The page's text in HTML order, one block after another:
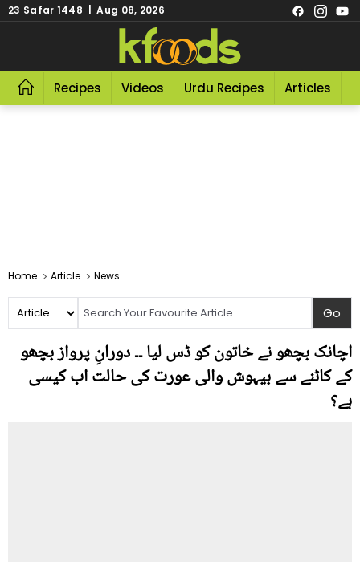
23 Safar 1448 | Aug 08, 2026
Recipes Videos Urdu Recipes Articles
Home Article News
اچانک بچھو نے خاتون کو ڈس لیا ۔۔ دورانِ پرواز بچھو
کے کاٹنے سے بیہوش والی عورت کی حالت اب کیسی
ہے؟